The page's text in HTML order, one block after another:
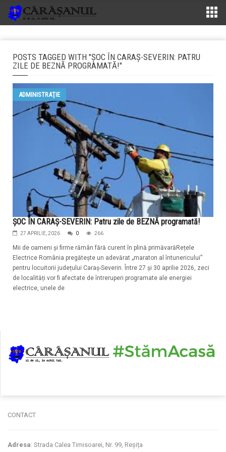
POSTS TAGGED WITH "ȘOC ÎN CARAȘ-SEVERIN: PATRU
ZILE DE BEZNĂ PROGRAMATĂ!"
ADMINISTRAŢIE
ȘOC ÎN CARAȘ-SEVERIN: Patru zile de BEZNĂ programată!
27 APRILIE, 2026 0 266
Mii de oameni și firme rămân fără curent în plină primăvarăRețele
Electrice România pregătește un adevărat „maraton al întunericului”
pentru locuitorii județului Caraș-Severin. Între 27 și 30 aprilie 2026, zeci
de localități vor fi afectate de întreruperi programate ale energiei
electrice, unele de
CONTACT
Adresa: Strada Calea Timisoarei, Nr. 99, Reșița